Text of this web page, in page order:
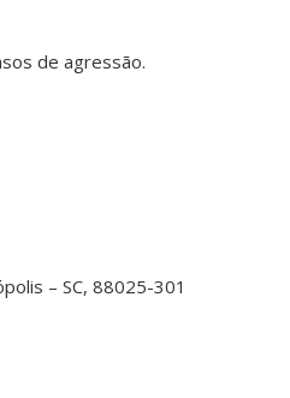
de agressão.
– SC, 88025-301